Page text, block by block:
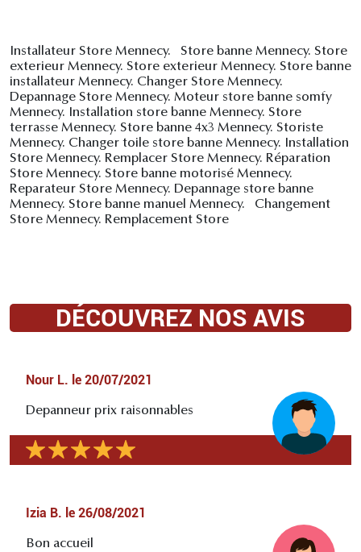
Installateur Store Mennecy. Store banne Mennecy. Store
exterieur Mennecy. Store exterieur Mennecy. Store banne
installateur Mennecy. Changer Store Mennecy.
Depannage Store Mennecy. Moteur store banne somfy
Mennecy. Installation store banne Mennecy. Store
terrasse Mennecy. Store banne 4x3 Mennecy. Storiste
Mennecy. Changer toile store banne Mennecy. Installation
Store Mennecy. Remplacer Store Mennecy. Réparation
Store Mennecy. Store banne motorisé Mennecy.
Reparateur Store Mennecy. Depannage store banne
Mennecy. Store banne manuel Mennecy. Changement
Store Mennecy. Remplacement Store
DÉCOUVREZ NOS AVIS
Nour L. le 20/07/2021
Depanneur prix raisonnables
Izia B. le 26/08/2021
Bon accueil